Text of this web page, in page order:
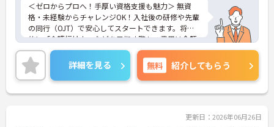
＜ゼロからプロへ！手厚い資格支援も魅力＞ 無資
格・未経験からチャレンジOK！入社後の研修や先輩
の同行（OJT）で安心してスタートできます。将来
的に「介護福祉士」などを目指す際も、費用は全額
会社負担。一人ひとりの「学びたい」を全力で応援
します！
＜高収入＆選べる休みで充実＞ 月給32万円（夜勤あ
り）の厚待遇に加え、基本的に定時退社OK♪休日は
曜日固定の「完全週休2日制」で予定が立てやす
り稼いでしっかり休む、メリハリある働き方が可能
詳細を見る 無料 紹介してもらう
更新日：2026年06月26日